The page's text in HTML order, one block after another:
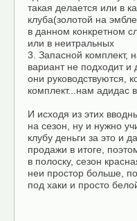
такая делается или в
клуба(золотой на
в данном конкретном
или в неитральных
3. Запасной комплект,
вариант не подходит
они руководствуются,
комплект...нам адидас
И исходя из этих
на сезон, ну и нужно
клубу деньги за это и
продажи в итоге,
в полоску, сезон
неи простор больше,
под хаки и просто